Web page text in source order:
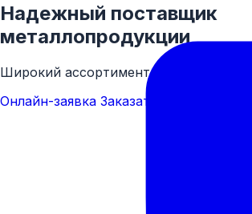
Надежный поставщик
металлопродукции
Широкий ассортимент труб,
Онлайн-заявка Заказать звонок